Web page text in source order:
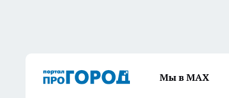
Мы в МАХ